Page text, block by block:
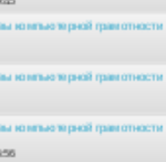
компьютерной грамотности
компьютерной грамотности
компьютерной грамотности